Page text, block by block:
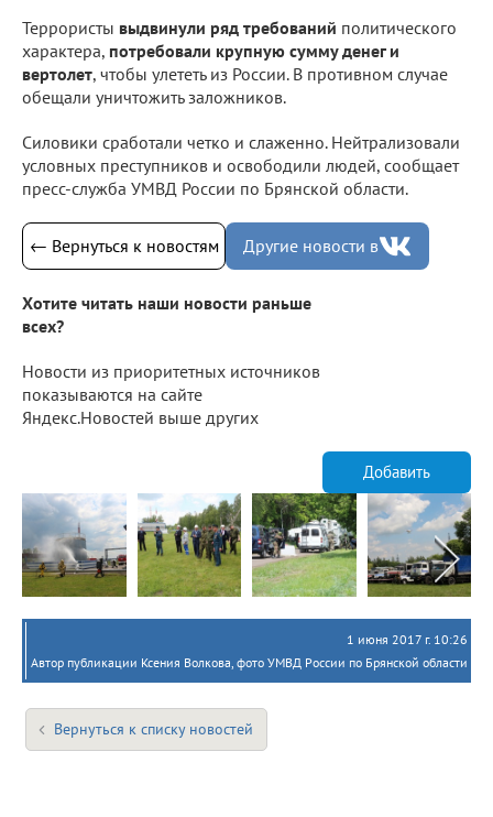
Террористы выдвинули ряд требований политического
характера, потребовали крупную сумму денег и
вертолет, чтобы улететь из России. В противном случае
обещали уничтожить заложников.
Силовики сработали четко и слаженно. Нейтрализовали
условных преступников и освободили людей, сообщает
пресс-служба УМВД России по Брянской области.
← Вернуться к новостям Другие новости в
Хотите читать наши новости раньше
всех?
Новости из приоритетных источников
показываются на сайте
Яндекс.Новостей выше других
Добавить
1 июня 2017 г. 10:26
Автор публикации Ксения Волкова, фото УМВД России по Брянской области
Вернуться к списку новостей